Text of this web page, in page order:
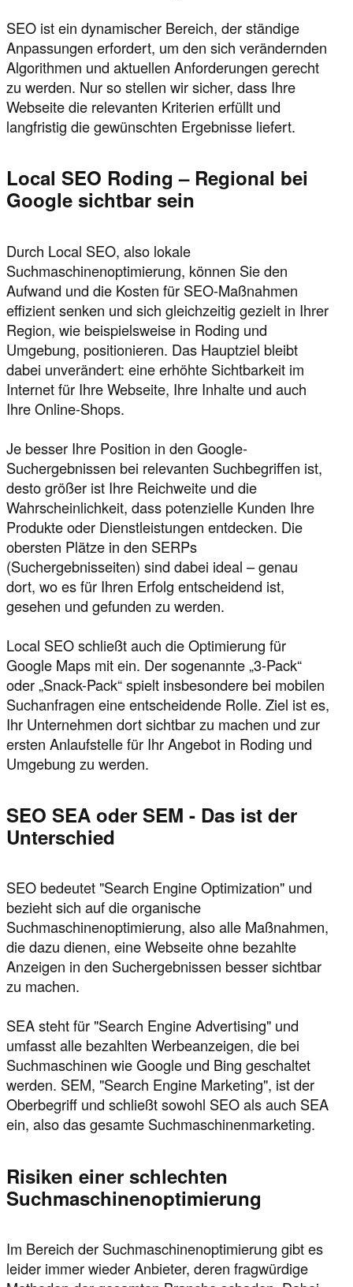
SEO ist ein dynamischer Bereich, der ständige
Anpassungen erfordert, um den sich verändernden
Algorithmen und aktuellen Anforderungen gerecht
zu werden. Nur so stellen wir sicher, dass Ihre
Webseite die relevanten Kriterien erfüllt und
langfristig die gewünschten Ergebnisse liefert.
Local SEO Roding – Regional bei
Google sichtbar sein
Durch Local SEO, also lokale
Suchmaschinenoptimierung, können Sie den
Aufwand und die Kosten für SEO-Maßnahmen
effizient senken und sich gleichzeitig gezielt in Ihrer
Region, wie beispielsweise in Roding und
Umgebung, positionieren. Das Hauptziel bleibt
dabei unverändert: eine erhöhte Sichtbarkeit im
Internet für Ihre Webseite, Ihre Inhalte und auch
Ihre Online-Shops.
Je besser Ihre Position in den Google-
Suchergebnissen bei relevanten Suchbegriffen ist,
desto größer ist Ihre Reichweite und die
Wahrscheinlichkeit, dass potenzielle Kunden Ihre
Produkte oder Dienstleistungen entdecken. Die
obersten Plätze in den SERPs
(Suchergebnisseiten) sind dabei ideal – genau
dort, wo es für Ihren Erfolg entscheidend ist,
gesehen und gefunden zu werden.
Local SEO schließt auch die Optimierung für
Google Maps mit ein. Der sogenannte „3-Pack“
oder „Snack-Pack“ spielt insbesondere bei mobilen
Suchanfragen eine entscheidende Rolle. Ziel ist es,
Ihr Unternehmen dort sichtbar zu machen und zur
ersten Anlaufstelle für Ihr Angebot in Roding und
Umgebung zu werden.
SEO SEA oder SEM - Das ist der
Unterschied
SEO bedeutet "Search Engine Optimization" und
bezieht sich auf die organische
Suchmaschinenoptimierung, also alle Maßnahmen,
die dazu dienen, eine Webseite ohne bezahlte
Anzeigen in den Suchergebnissen besser sichtbar
zu machen.
SEA steht für "Search Engine Advertising" und
umfasst alle bezahlten Werbeanzeigen, die bei
Suchmaschinen wie Google und Bing geschaltet
werden. SEM, "Search Engine Marketing", ist der
Oberbegriff und schließt sowohl SEO als auch SEA
ein, also das gesamte Suchmaschinenmarketing.
Risiken einer schlechten
Suchmaschinenoptimierung
Im Bereich der Suchmaschinenoptimierung gibt es
leider immer wieder Anbieter, deren fragwürdige